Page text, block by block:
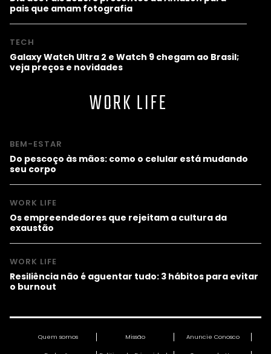
pais que amam fotografia
TECH
Galaxy Watch Ultra 2 e Watch 9 chegam ao Brasil;
veja preços e novidades
WORK LIFE
BEM-ESTAR
Do pescoço às mãos: como o celular está mudando
seu corpo
WORK LIFE
Os empreendedores que rejeitam a cultura da
exaustão
WORK LIFE
Resiliência não é aguentar tudo: 3 hábitos para evitar
o burnout
Quem somos Missão Anuncie Conosco